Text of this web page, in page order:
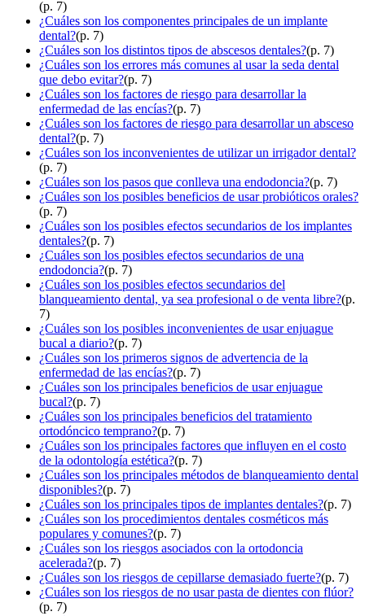
(p. 7)
¿Cuáles son los componentes principales de un implante
dental?(p. 7)
¿Cuáles son los distintos tipos de abscesos dentales?(p. 7)
¿Cuáles son los errores más comunes al usar la seda dental
que debo evitar?(p. 7)
¿Cuáles son los factores de riesgo para desarrollar la
enfermedad de las encías?(p. 7)
¿Cuáles son los factores de riesgo para desarrollar un absceso
dental?(p. 7)
¿Cuáles son los inconvenientes de utilizar un irrigador dental?
(p. 7)
¿Cuáles son los pasos que conlleva una endodoncia?(p. 7)
¿Cuáles son los posibles beneficios de usar probióticos orales?
(p. 7)
¿Cuáles son los posibles efectos secundarios de los implantes
dentales?(p. 7)
¿Cuáles son los posibles efectos secundarios de una
endodoncia?(p. 7)
¿Cuáles son los posibles efectos secundarios del
blanqueamiento dental, ya sea profesional o de venta libre?(p.
7)
¿Cuáles son los posibles inconvenientes de usar enjuague
bucal a diario?(p. 7)
¿Cuáles son los primeros signos de advertencia de la
enfermedad de las encías?(p. 7)
¿Cuáles son los principales beneficios de usar enjuague
bucal?(p. 7)
¿Cuáles son los principales beneficios del tratamiento
ortodóncico temprano?(p. 7)
¿Cuáles son los principales factores que influyen en el costo
de la odontología estética?(p. 7)
¿Cuáles son los principales métodos de blanqueamiento dental
disponibles?(p. 7)
¿Cuáles son los principales tipos de implantes dentales?(p. 7)
¿Cuáles son los procedimientos dentales cosméticos más
populares y comunes?(p. 7)
¿Cuáles son los riesgos asociados con la ortodoncia
acelerada?(p. 7)
¿Cuáles son los riesgos de cepillarse demasiado fuerte?(p. 7)
¿Cuáles son los riesgos de no usar pasta de dientes con flúor?
(p. 7)